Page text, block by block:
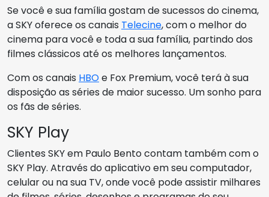
Se você e sua família gostam de sucessos do cinema,
a SKY oferece os canais Telecine, com o melhor do
cinema para você e toda a sua família, partindo dos
filmes clássicos até os melhores lançamentos.
Com os canais HBOe Fox Premium, você terá à sua
disposição as séries de maior sucesso. Um sonho para
os fãs de séries.
SKY Play
Clientes SKY em Paulo Bento contam também com o
SKY Play. Através do aplicativo em seu computador,
celular ou na sua TV, onde você pode assistir milhares